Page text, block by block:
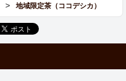
> 地域限定茶（ココデシカ）